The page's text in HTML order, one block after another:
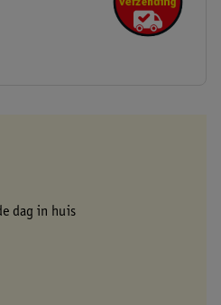
dag in huis